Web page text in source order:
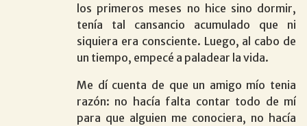
los primeros meses no hice sino dormir,
tenía tal cansancio acumulado que ni
siquiera era consciente. Luego, al cabo de
un tiempo, empecé a paladear la vida.
Me dí cuenta de que un amigo mío tenia
razón: no hacía falta contar todo de mí
para que alguien me conociera, no hacía